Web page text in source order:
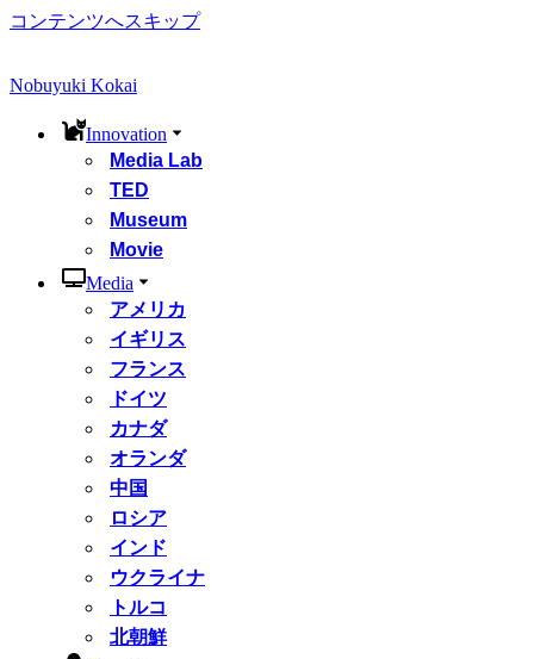
コンテンツへスキップ
Nobuyuki Kokai
Innovation
Media Lab
TED
Museum
Movie
Media
アメリカ
イギリス
フランス
ドイツ
カナダ
オランダ
中国
ロシア
インド
ウクライナ
トルコ
北朝鮮